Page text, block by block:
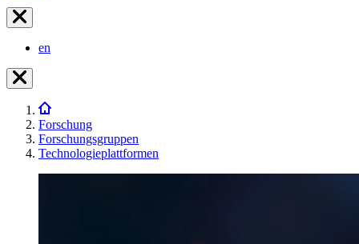
en
Forschung
Forschungsgruppen
Technologieplattformen